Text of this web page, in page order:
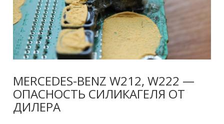
MERCEDES-BENZ W212, W222 —
ОПАСНОСТЬ СИЛИКАГЕЛЯ ОТ
ДИЛЕРА